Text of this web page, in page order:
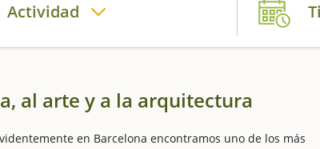
Actividad
al arte y a la arquitectura
en Barcelona encontramos uno de los más